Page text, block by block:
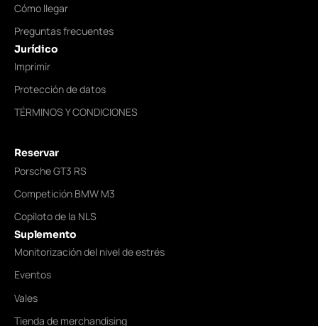
Cómo llegar
Preguntas frecuentes
Jurídico
Imprimir
Protección de datos
TÉRMINOS Y CONDICIONES
Reservar
Porsche GT3 RS
Competición BMW M3
Copiloto de la NLS
Suplemento
Monitorización del nivel de estrés
Eventos
Vales
Tienda de merchandising